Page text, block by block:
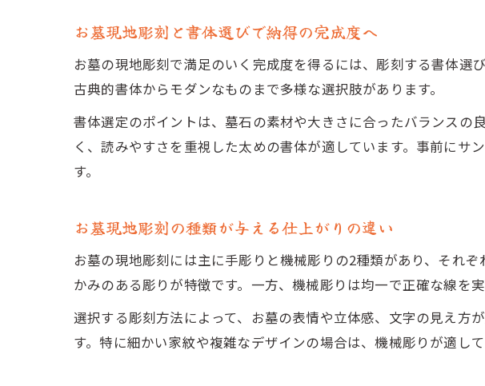
追加彫りに最適
お墓現地彫
お墓追加彫
現地彫刻で
お墓現地彫刻で
お墓現地彫
墓石文字彫
お墓現地彫
現地彫刻依
お墓現地彫刻と書体選びで納得の完成度へ
お墓の現地彫刻で満足のいく完成度を得るには、彫刻する書体
古典的書体からモダンなものまで多様な選択肢があります。
書体選定のポイントは、墓石の素材や大きさに合ったバランスの
く、読みやすさを重視した太めの書体が適しています。事前に
す。
お墓現地彫刻の種類が与える仕上がりの違い
お墓の現地彫刻には主に手彫りと機械彫りの2種類があり、それ
かみのある彫りが特徴です。一方、機械彫りは均一で正確な線を
選択する彫刻方法によって、お墓の表情や立体感、文字の見え方
す。特に細かい家紋や複雑なデザインの場合は、機械彫りが適して